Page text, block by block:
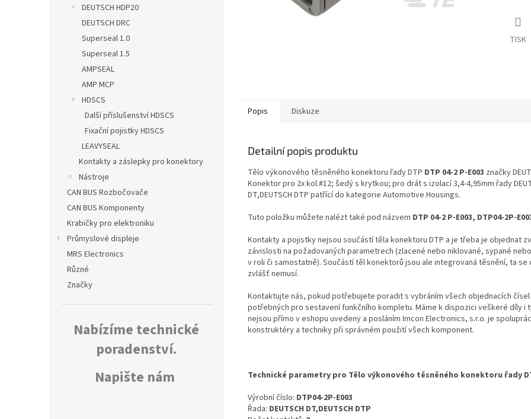
DEUTSCH HDP20
DEUTSCH DRC
Superseal 1.0
Superseal 1.5
AMPSEAL
AMP MCP
HDSCS
Další příslušenství HDSCS
Fixační pojistky HDSCS
LEAVYSEAL
Kontakty a záslepky pro konektory
Nástroje
CAN BUS Rozbočovače
CAN BUS Komponenty
Krabičky pro elektroniku
Průmyslové displeje
MRS Electronics
Různé
Značky
Nabízíme technické
poradenství.
Napište nám
TISK
Popis Diskuze
Detailní popis produktu
Tělo výkonového těsněného konektoru řady DTP DTP 04-2 P-E003 značky
Konektor pro 2x kol.#12; šedý s krytkou; pro drát s izolací 3,4-4,95mm řady
DT,DEUTSCH DTP patřící do kategorie Automotive Housings.
Tuto položku můžete nalézt také pod názvem DTP 04-2 P-E003, DTP04-2P-
Kontakty a pojistky nejsou součástí těla konektoru DTP a je třeba je objednat
závislosti na požadovaných parametrech (zlacené nebo niklované, sypané
v roli či samostatně). Součástí těl konektorů jsou ale integrovaná těsnění, ta se
zvlášť nemusí.
Kontaktujte nás, pokud potřebujete poradit s vybráním všech objednacích čísel
potřebných pro sestavení funkčního kompletu. Máme k dispozici veškeré díly i
nejsou přímo v eshopu uvedeny a posláním Imcon Electronics, s.r.o. je
konstruktéry a techniky při správném použití všech komponent.
Technické parametry pro Tělo výkonového těsněného konektoru řady
Výrobní číslo: DTP04-2P-E003
Řada: DEUTSCH DT,DEUTSCH DTP